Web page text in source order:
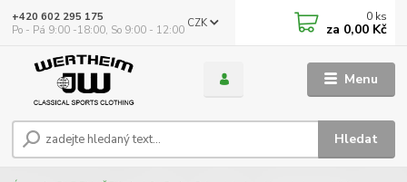
Menu
CZK
Hledat
+420 602 295 175
Po - Pá 9:00 -18:00, So 9:00 - 12:00
0 ks
za 0,00 Kč